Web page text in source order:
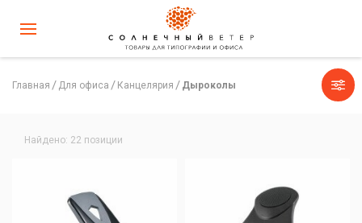
Главная Для офиса Канцелярия Дыроколы
Найдено: 22 позиции